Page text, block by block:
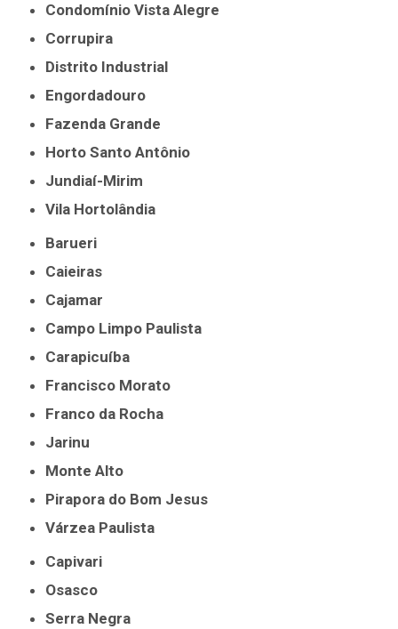
Condomínio Vista Alegre
Corrupira
Distrito Industrial
Engordadouro
Fazenda Grande
Horto Santo Antônio
Jundiaí-Mirim
Vila Hortolândia
Barueri
Caieiras
Cajamar
Campo Limpo Paulista
Carapicuíba
Francisco Morato
Franco da Rocha
Jarinu
Monte Alto
Pirapora do Bom Jesus
Várzea Paulista
Capivari
Osasco
Serra Negra